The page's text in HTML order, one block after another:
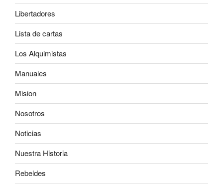
Libertadores
Lista de cartas
Los Alquimistas
Manuales
Mision
Nosotros
Noticias
Nuestra Historia
Rebeldes